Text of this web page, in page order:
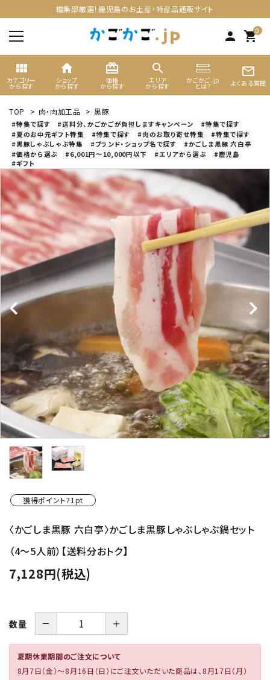
編集部厳選！鹿児島のお土産・特産品通販サイト
person 0
shopping_cart
view_module
カテゴリー
から探す
home
ショップ
から探す
card_giftcard
価格
から探す
search
エリア
から探す
かごかご.jp
とは？
mail_outline
よくある質問
search
ACCOUNT MENU
ようこそ ゲスト 様
meeting_room ログイン person 新規会員登録
カテゴリーから選ぶ
ギフト
ショップから選ぶ
価格から選ぶ
エリアから選ぶ
かごかご.jpとは？
お知らせ
よくある質問
お問い合わせ
特定商取引法について
TOP > 肉・肉加工品 > 黒豚
#特集で探す #送料分、かごかごが負担しますキャンペーン
#特集で探す
#夏のお中元ギフト特集
#特集で探す #肉のお取り寄せ特集
#特集で探す
#黒豚しゃぶしゃぶ特集
#ブランド・ショップ名で探す
#かごしま黒豚 六白亭
#価格から選ぶ
#6,001円～10,000円以下 #エリアから選ぶ
#鹿児島
#ギフト
獲得ポイント71pt
〈かごしま黒豚 六白亭〉かごしま黒豚しゃぶしゃぶ鍋セット
（4～5人前）【送料分おトク】
7,128円(税込)
数量 － ＋
夏期休業期間のご注文について
8月7日（金）～8月16日（日）にご注文いただいた商品は、8月17日（月）